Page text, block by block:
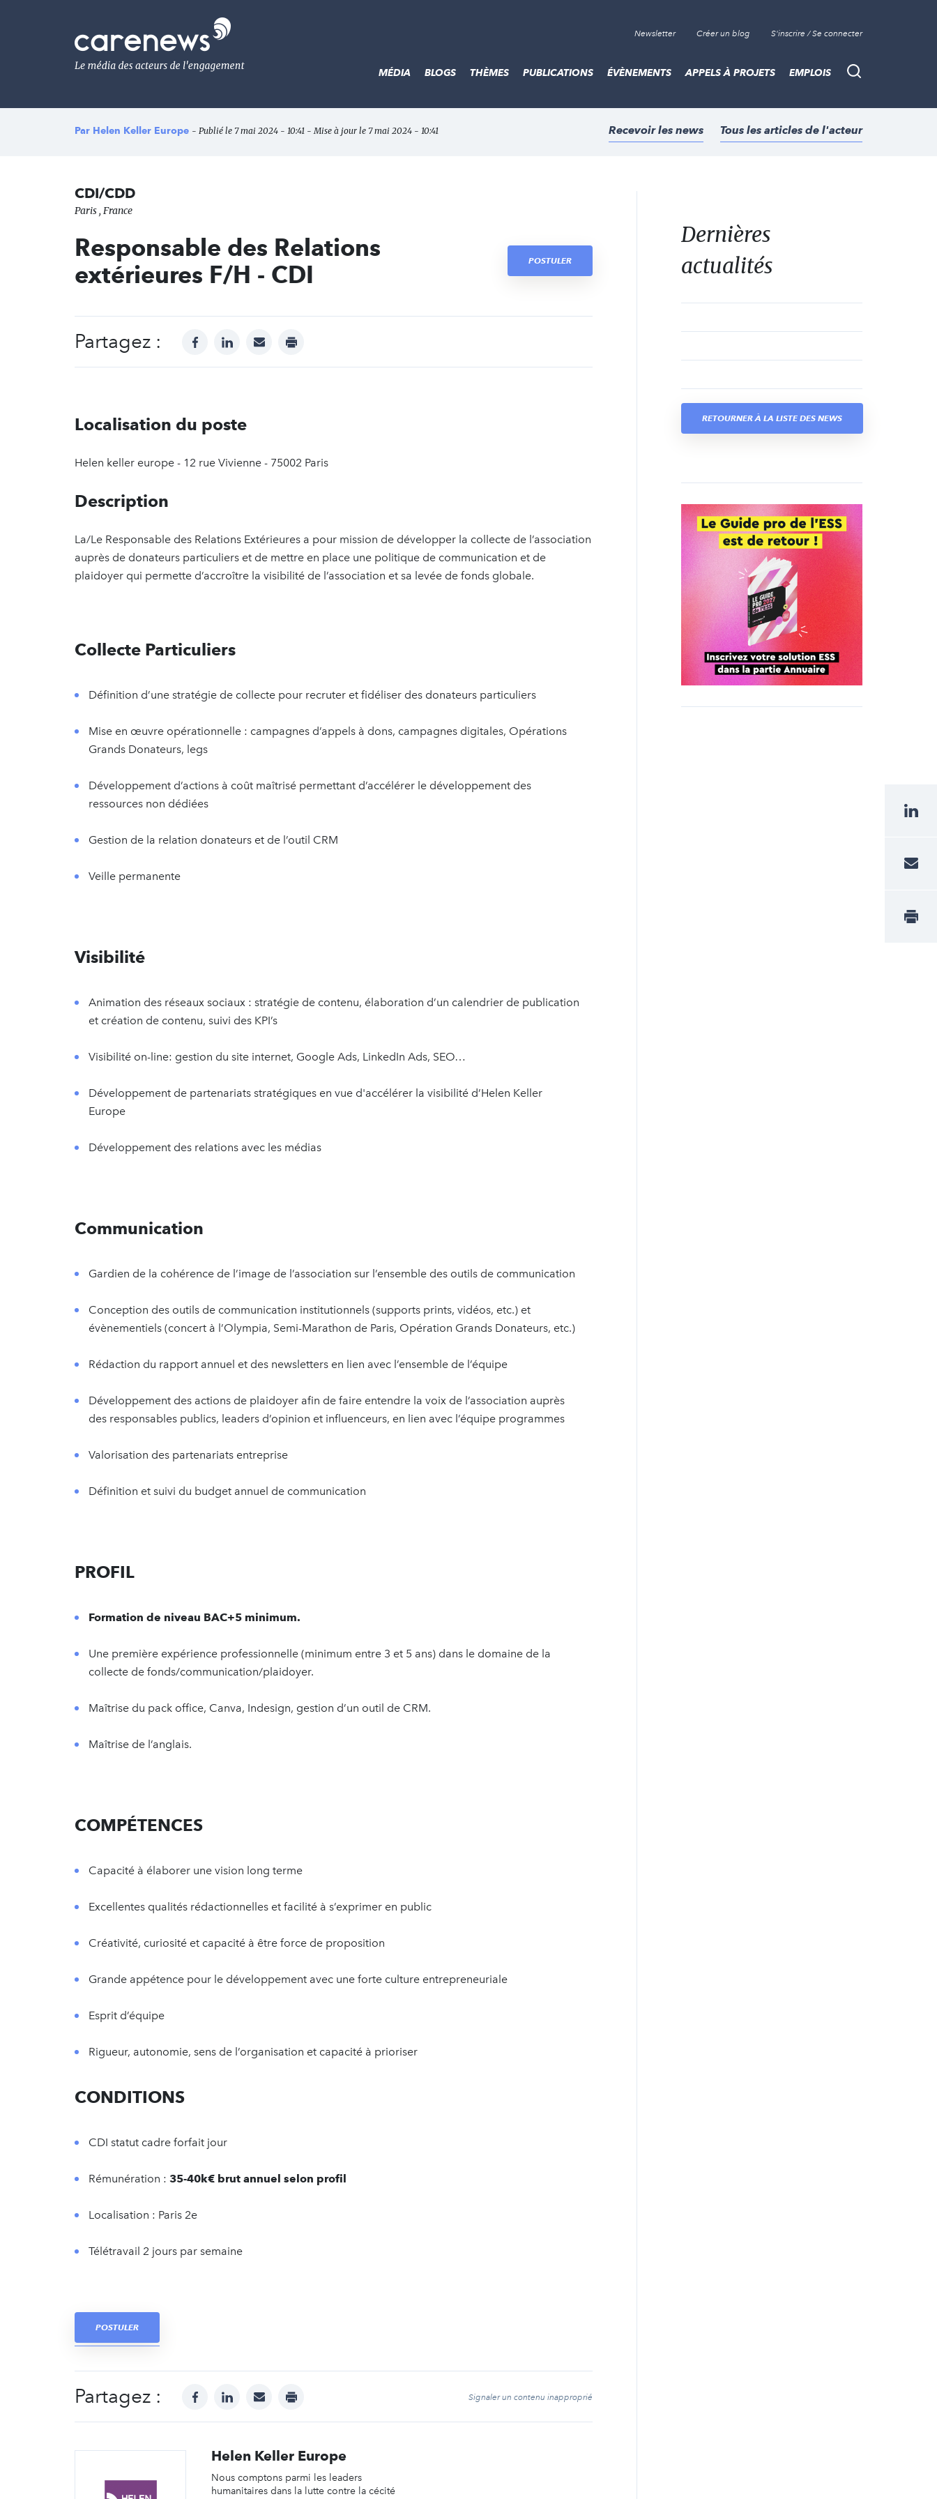
Le
média
de
l'engagement
Newsletter Créer un blog S'inscrire / Se connecter
Recherche
MÉDIA BLOGS THÈMES PUBLICATIONS ÉVÈNEMENTS APPELS À PROJETS EMPLOIS
Par Helen Keller Europe - Publié le 7 mai 2024 - 10:41 - Mise à jour le 7 mai 2024 - 10:41 Recevoir les news Tous les articles de l'acteur
CDI/CDD
Paris , France
Responsable des Relations
extérieures F/H - CDI
POSTULER
Partagez : facebooklinkedinmail print
Localisation du poste
Helen keller europe - 12 rue Vivienne - 75002 Paris
Description
La/Le Responsable des Relations Extérieures a pour mission de développer la collecte de l’association
auprès de donateurs particuliers et de mettre en place une politique de communication et de
plaidoyer qui permette d’accroître la visibilité de l’association et sa levée de fonds globale.
Collecte Particuliers
Définition d’une stratégie de collecte pour recruter et fidéliser des donateurs particuliers
Mise en œuvre opérationnelle : campagnes d’appels à dons, campagnes digitales, Opérations
Grands Donateurs, legs
Développement d’actions à coût maîtrisé permettant d’accélérer le développement des
ressources non dédiées
Gestion de la relation donateurs et de l’outil CRM
Veille permanente
Visibilité
Animation des réseaux sociaux : stratégie de contenu, élaboration d’un calendrier de publication
et création de contenu, suivi des KPI’s
Visibilité on-line: gestion du site internet, Google Ads, LinkedIn Ads, SEO…
Développement de partenariats stratégiques en vue d'accélérer la visibilité d’Helen Keller
Europe
Développement des relations avec les médias
Communication
Gardien de la cohérence de l’image de l’association sur l’ensemble des outils de communication
Conception des outils de communication institutionnels (supports prints, vidéos, etc.) et
évènementiels (concert à l’Olympia, Semi-Marathon de Paris, Opération Grands Donateurs, etc.)
Rédaction du rapport annuel et des newsletters en lien avec l’ensemble de l’équipe
Développement des actions de plaidoyer afin de faire entendre la voix de l’association auprès
des responsables publics, leaders d’opinion et influenceurs, en lien avec l’équipe programmes
Valorisation des partenariats entreprise
Définition et suivi du budget annuel de communication
PROFIL
Formation de niveau BAC+5 minimum.
Une première expérience professionnelle (minimum entre 3 et 5 ans) dans le domaine de la
collecte de fonds/communication/plaidoyer.
Maîtrise du pack office, Canva, Indesign, gestion d’un outil de CRM.
Maîtrise de l’anglais.
COMPÉTENCES
Capacité à élaborer une vision long terme
Excellentes qualités rédactionnelles et facilité à s’exprimer en public
Créativité, curiosité et capacité à être force de proposition
Grande appétence pour le développement avec une forte culture entrepreneuriale
Esprit d’équipe
Rigueur, autonomie, sens de l’organisation et capacité à prioriser
CONDITIONS
CDI statut cadre forfait jour
Rémunération : 35-40k€ brut annuel selon profil
Localisation : Paris 2e
Télétravail 2 jours par semaine
POSTULER
Partagez : facebooklinkedinmail print Signaler un contenu inapproprié
Helen Keller Europe
Nous comptons parmi les leaders
humanitaires dans la lutte contre la cécité
Dernières
actualités
RETOURNER À LA LISTE DES NEWS